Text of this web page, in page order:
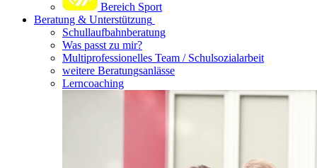
Bereich Sport
Beratung & Unterstützung
Schullaufbahnberatung
Was passt zu mir?
Multipro­fessionelles Team / Schulsozialarbeit
weitere Beratungsanlässe
Lerncoaching